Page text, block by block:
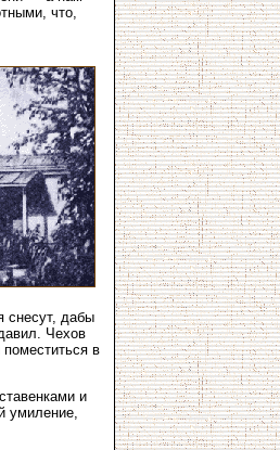
что,
снесут, дабы
Чехов
в
и
умиление,